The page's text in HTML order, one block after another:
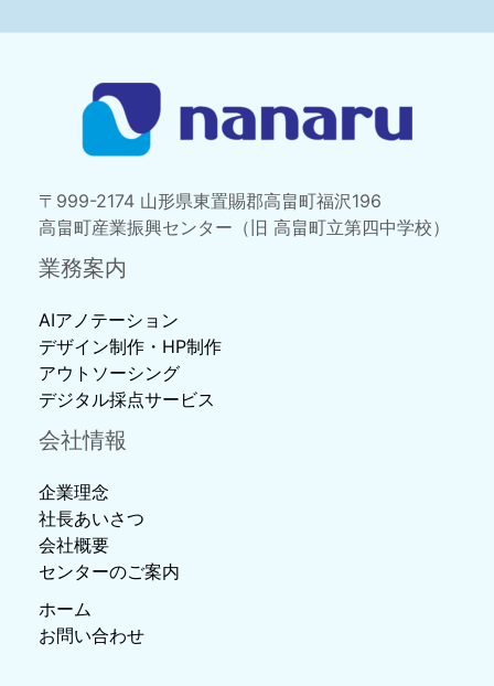
〒999-2174 山形県東置賜郡高畠町福沢196
高畠町産業振興センター（旧 高畠町立第四中学校）
業務案内
AIアノテーション
デザイン制作・HP制作
アウトソーシング
デジタル採点サービス
会社情報
企業理念
社長あいさつ
会社概要
センターのご案内
ホーム
お問い合わせ